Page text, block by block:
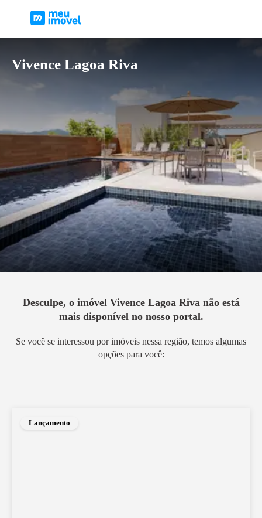
Vivence Lagoa Riva
Desculpe, o imóvel Vivence Lagoa Rivanão está
mais disponível no nosso portal.
Se você se interessou por imóveis nessa região, temos algumas
opções para você:
Lançamento